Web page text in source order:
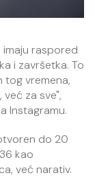
imaju raspored
i završetka. To
tog vremena,
već za sve",
Instagramu.
do 20
kao
već narativ.